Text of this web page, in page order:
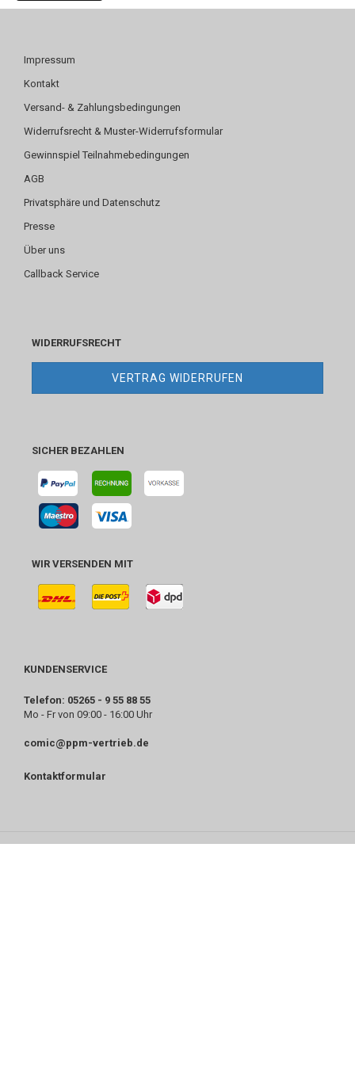
Impressum
Kontakt
Versand- & Zahlungsbedingungen
Widerrufsrecht & Muster-Widerrufsformular
Gewinnspiel Teilnahmebedingungen
AGB
Privatsphäre und Datenschutz
Presse
Über uns
Callback Service
WIDERRUFSRECHT
VERTRAG WIDERRUFEN
SICHER BEZAHLEN
WIR VERSENDEN MIT
KUNDENSERVICE
Telefon: 05265 - 9 55 88 55
Mo - Fr von 09:00 - 16:00 Uhr
comic@ppm-vertrieb.de
Kontaktformular